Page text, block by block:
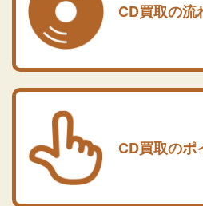
CD買取の流
CD買取のポ